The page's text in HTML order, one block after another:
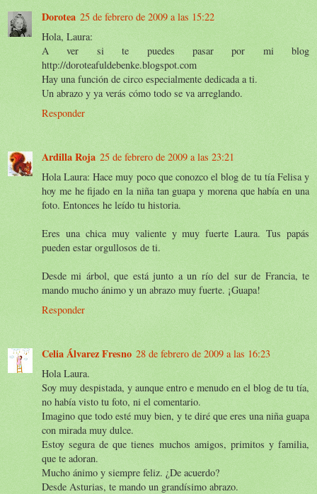
Dorotea 25 de febrero de 2009 a las 15:22
Hola, Laura:
A ver si te puedes pasar por mi blog
http://doroteafuldebenke.blogspot.com
Hay una función de circo especialmente dedicada a ti.
Un abrazo y ya verás cómo todo se va arreglando.
Responder
Ardilla Roja 25 de febrero de 2009 a las 23:21
Hola Laura: Hace muy poco que conozco el blog de tu tía Felisa y
hoy me he fijado en la niña tan guapa y morena que había en una
foto. Entonces he leído tu historia.
Eres una chica muy valiente y muy fuerte Laura. Tus papás
pueden estar orgullosos de ti.
Desde mi árbol, que está junto a un río del sur de Francia, te
mando mucho ánimo y un abrazo muy fuerte. ¡Guapa!
Responder
Celia Álvarez Fresno 28 de febrero de 2009 a las 16:23
Hola Laura.
Soy muy despistada, y aunque entro e menudo en el blog de tu tía,
no había visto tu foto, ni el comentario.
Imagino que todo esté muy bien, y te diré que eres una niña guapa
con mirada muy dulce.
Estoy segura de que tienes muchos amigos, primitos y familia,
que te adoran.
Mucho ánimo y siempre feliz. ¿De acuerdo?
Desde Asturias, te mando un grandísimo abrazo.